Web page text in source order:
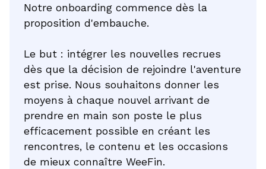
Notre onboarding commence dès la
proposition d'embauche.
Le but : intégrer les nouvelles recrues
dès que la décision de rejoindre l'aventure
est prise. Nous souhaitons donner les
moyens à chaque nouvel arrivant de
prendre en main son poste le plus
efficacement possible en créant les
rencontres, le contenu et les occasions
de mieux connaître WeeFin.